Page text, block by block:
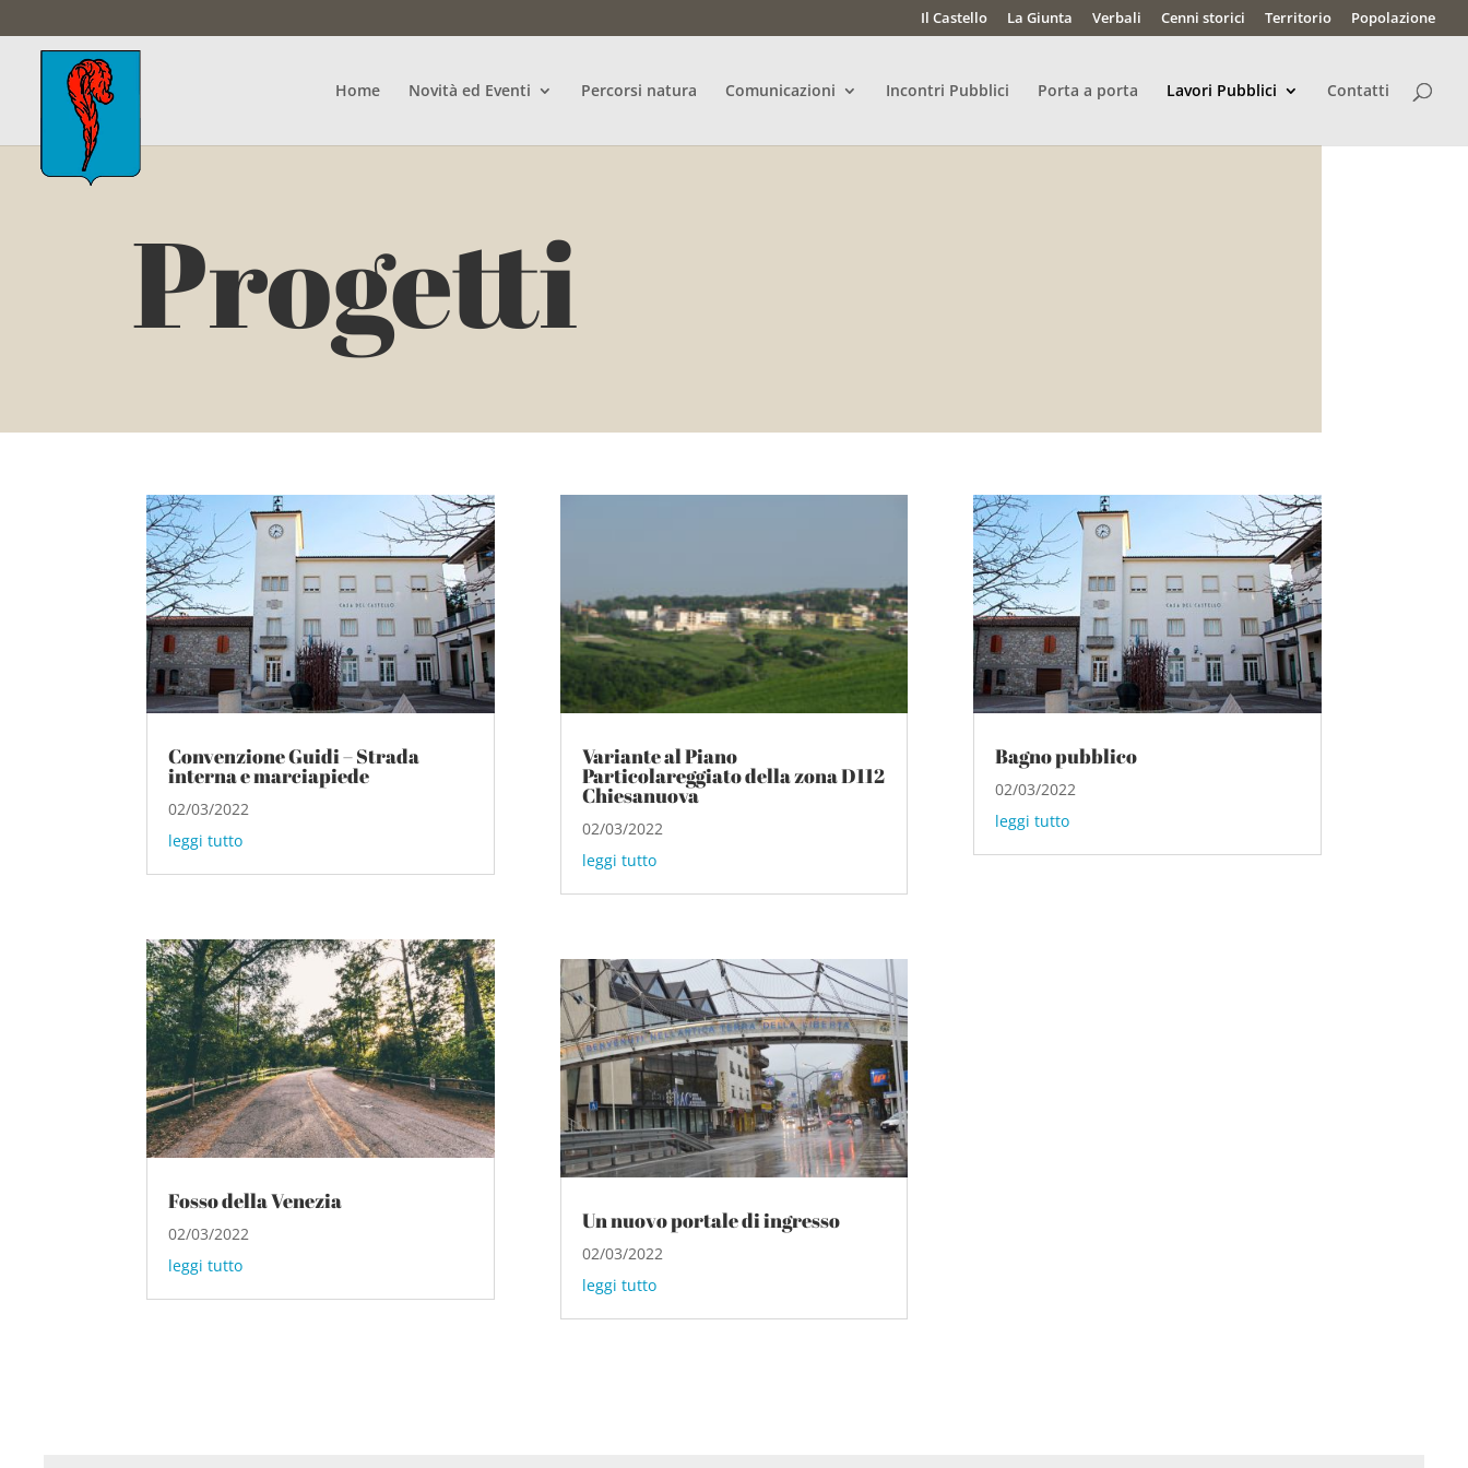
Il Castello La Giunta Verbali Cenni storici Territorio Popolazione
Home Novità ed Eventi Percorsi natura Comunicazioni Incontri Pubblici Porta a porta Lavori Pubblici Contatti
Progetti
Convenzione Guidi – Strada
interna e marciapiede
02/03/2022
leggi tutto
Fosso della Venezia
02/03/2022
leggi tutto
Variante al Piano
Particolareggiato della zona D112
Chiesanuova
02/03/2022
leggi tutto
Un nuovo portale di ingresso
02/03/2022
leggi tutto
Bagno pubblico
02/03/2022
leggi tutto